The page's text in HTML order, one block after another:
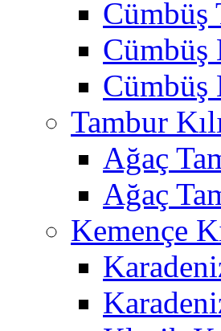
Cümbüş
Cümbüş
Cümbüş
Tambur
Ağaç
Ağaç
Kemençe